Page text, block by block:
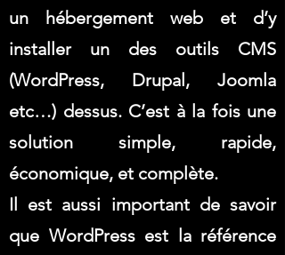
un hébergement web et d’y
installer un des outils CMS
(WordPress, Drupal, Joomla
etc…) dessus. C’est à la fois une
solution simple, rapide,
économique, et complète.
Il est aussi important de savoir
que WordPress est la référence